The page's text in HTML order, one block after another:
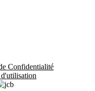
Confidentialité